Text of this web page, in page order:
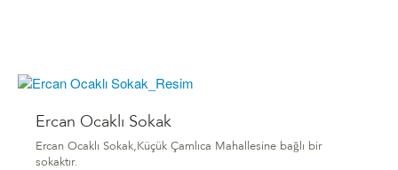
Ercan Ocaklı Sokak
Ercan Ocaklı Sokak,Küçük Çamlıca Mahallesine bağlı bir
sokaktır.